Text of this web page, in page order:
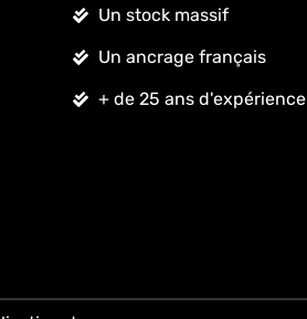
Un stock massif
Un ancrage français
+ de 25 ans d'expérience